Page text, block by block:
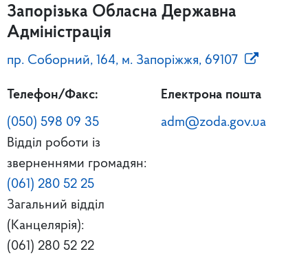
Запорізька Обласна Державна
Адміністрація
пр. Соборний, 164, м. Запоріжжя, 69107
Телефон/Факс:
(050) 598 09 35
Відділ роботи із
зверненнями громадян:
(061) 280 52 25
Загальний відділ
(Канцелярія):
(061) 280 52 22
Електрона пошта
adm@zoda.gov.ua